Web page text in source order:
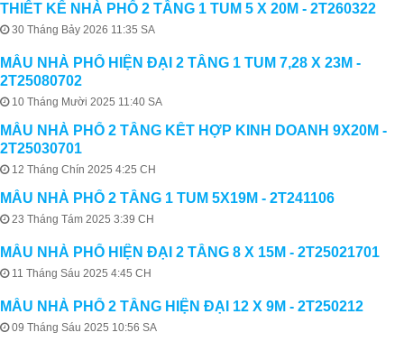
THIẾT KẾ NHÀ PHỐ 2 TẦNG 1 TUM 5 X 20M - 2T260322
30 Tháng Bảy 2026 11:35 SA
MẪU NHÀ PHỐ HIỆN ĐẠI 2 TẦNG 1 TUM 7,28 X 23M -
2T25080702
10 Tháng Mười 2025 11:40 SA
MẪU NHÀ PHỐ 2 TẦNG KẾT HỢP KINH DOANH 9X20M -
2T25030701
12 Tháng Chín 2025 4:25 CH
MẪU NHÀ PHỐ 2 TẦNG 1 TUM 5X19M - 2T241106
23 Tháng Tám 2025 3:39 CH
MẪU NHÀ PHỐ HIỆN ĐẠI 2 TẦNG 8 X 15M - 2T25021701
11 Tháng Sáu 2025 4:45 CH
MẪU NHÀ PHỐ 2 TẦNG HIỆN ĐẠI 12 X 9M - 2T250212
09 Tháng Sáu 2025 10:56 SA